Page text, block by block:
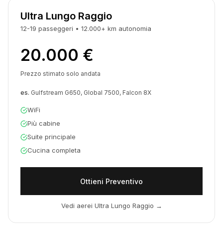
Ultra Lungo Raggio
12-19 passeggeri • 12.000+ km autonomia
20.000 €
Prezzo stimato solo andata
es. Gulfstream G650, Global 7500, Falcon 8X
WiFi
Più cabine
Suite principale
Cucina completa
Ottieni Preventivo
Vedi aerei Ultra Lungo Raggio →